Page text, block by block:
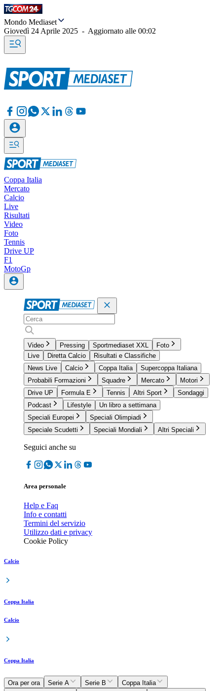
Mondo Mediaset
Giovedì 24 Aprile 2025 - Aggiornato alle 00:02
Coppa Italia
Mercato
Calcio
Live
Risultati
Video
Foto
Tennis
Drive UP
F1
MotoGp
Video Pressing Sportmediaset XXL
Foto
Live
Diretta Calcio
Risultati e Classifiche
News Live
Calcio Coppa Italia
Supercoppa Italiana
Probabili Formazioni
Squadre Mercato
Motori
Drive UP
Formula E Tennis Altri Sport
Sondaggi
Podcast
Lifestyle
Un libro a settimana
Speciali Europei
Speciali Olimpiadi
Speciale Scudetti
Speciali Mondiali Altri Speciali
Seguici anche su
Area personale
Help e Faq
Info e contatti
Termini del servizio
Utilizzo dati e privacy
Cookie Policy
Calcio
Coppa Italia
Calcio
Coppa Italia
Ora per ora Serie A Serie B
Coppa Italia